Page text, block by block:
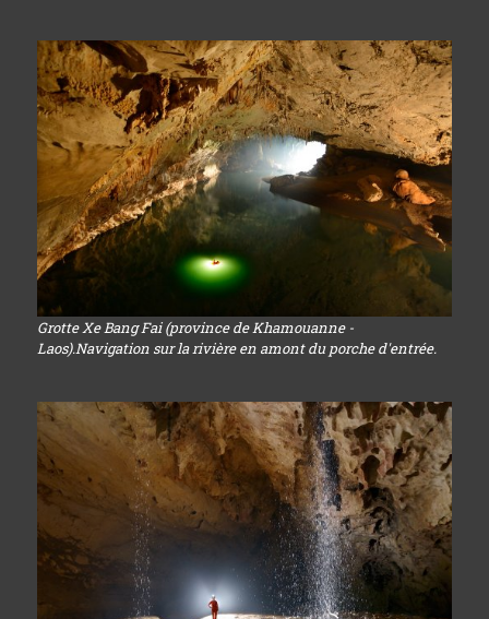
Grotte Xe Bang Fai (province de Khamouanne -
Laos).Navigation sur la rivière en amont du porche d'entrée.